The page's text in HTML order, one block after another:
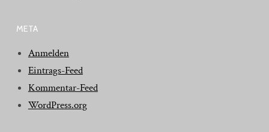
META
Anmelden
Eintrags-Feed
Kommentar-Feed
WordPress.org